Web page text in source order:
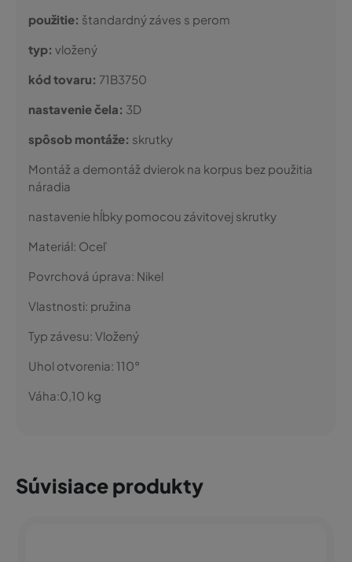
použitie: štandardný záves s perom
typ: vložený
kód tovaru: 71B3750
nastavenie čela: 3D
spôsob montáže: skrutky
Montáž a demontáž dvierok na korpus bez použitia
náradia
nastavenie hĺbky pomocou závitovej skrutky
Materiál: Oceľ
Povrchová úprava: Nikel
Vlastnosti: pružina
Typ závesu: Vložený
Uhol otvorenia: 110°
Váha:0,10 kg
Súvisiace produkty